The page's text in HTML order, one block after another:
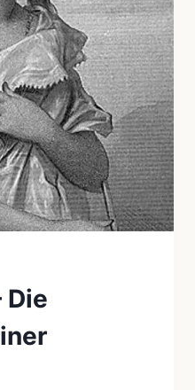
Die